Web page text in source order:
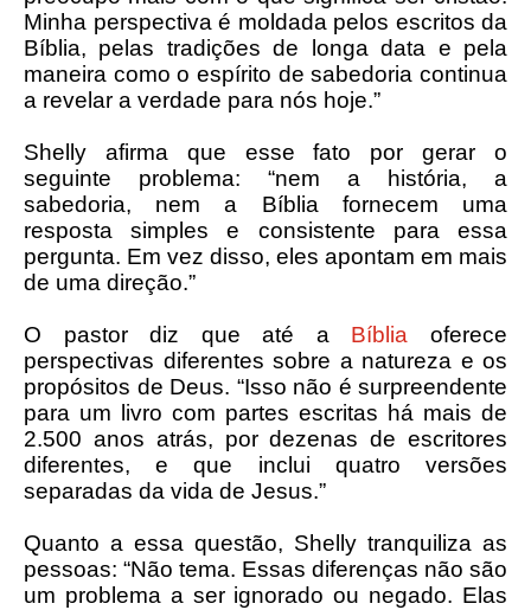
Minha perspectiva é moldada pelos escritos da
Bíblia, pelas tradições de longa data e pela
maneira como o espírito de sabedoria continua
a revelar a verdade para nós hoje.”
Shelly afirma que esse fato por gerar o
seguinte problema: “nem a história, a
sabedoria, nem a Bíblia fornecem uma
resposta simples e consistente para essa
pergunta. Em vez disso, eles apontam em mais
de uma direção.”
O pastor diz que até a Bíblia oferece
perspectivas diferentes sobre a natureza e os
propósitos de Deus. “Isso não é surpreendente
para um livro com partes escritas há mais de
2.500 anos atrás, por dezenas de escritores
diferentes, e que inclui quatro versões
separadas da vida de Jesus.”
Quanto a essa questão, Shelly tranquiliza as
pessoas: “Não tema. Essas diferenças não são
um problema a ser ignorado ou negado. Elas